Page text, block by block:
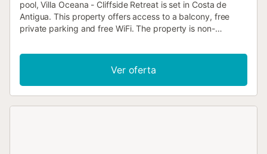
pool, Villa Oceana - Cliffside Retreat is set in Costa de
Antigua. This property offers access to a balcony, free
private parking and free WiFi. The property is non-
Ver oferta